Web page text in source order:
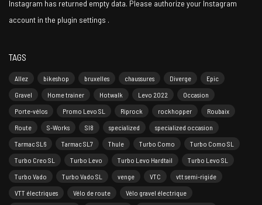
Instagram has returned empty data. Please authorize your Instagram
account in the plugin settings .
TAGS
Allez bikeshop bruxelles chaussures Diverge
Epic
Gravel
Home trainer Hotwalk Levo 2022
Occasion
Porte-vélos
Promo Levo SL Riprock rockhopper
Roubaix
Route
S-Works Sl8 specialized
specialized occasion
Tarmac SL6
Tarmac SL7 Thule Turbo Como
Turbo Como SL
Turbo Creo SL
Turbo Levo Turbo Levo Hardtail
Turbo Levo SL
Turbo Vado
Turbo Vado SL venge VTC
vtt semi-rigide
VTT électriques
Vélo de route
Vélo gravel électrique